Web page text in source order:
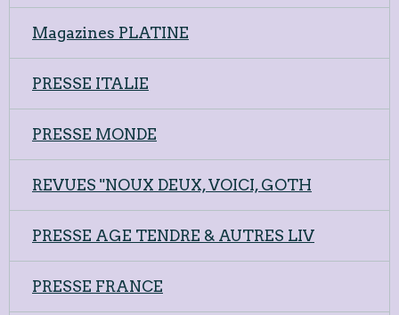
Magazines PLATINE
PRESSE ITALIE
PRESSE MONDE
REVUES "NOUX DEUX, VOICI, GOTH
PRESSE AGE TENDRE & AUTRES LIV
PRESSE FRANCE